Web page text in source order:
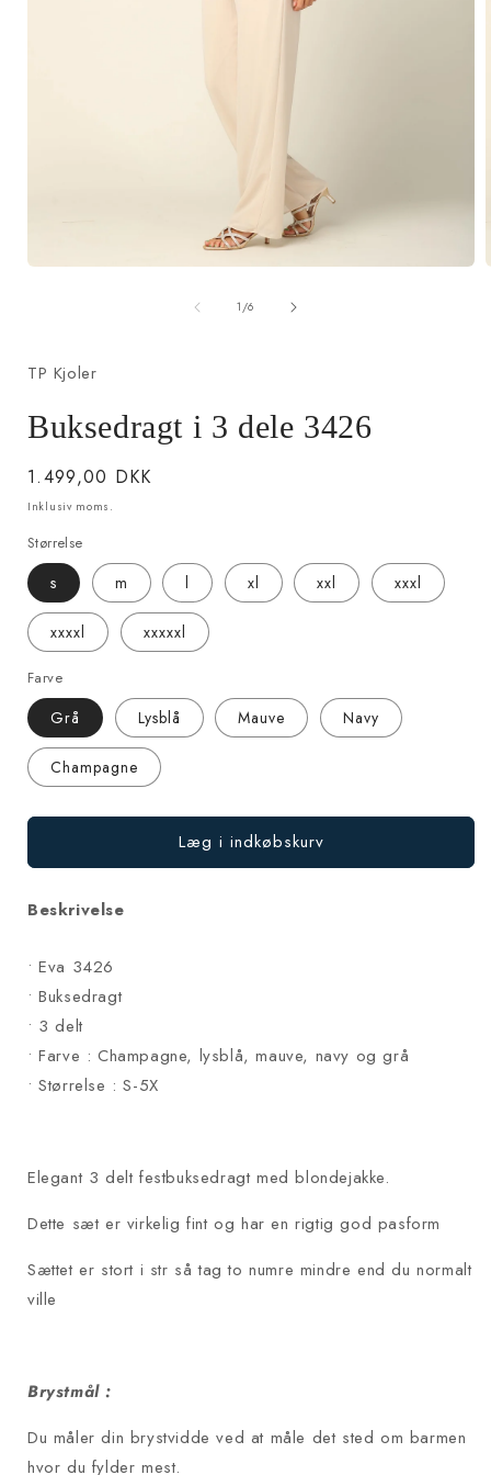
1/af
6
TP Kjoler
Buksedragt i 3 dele 3426
Normalpris
1.499,00 DKK
Inklusiv moms.
Størrelse
s m l xl xxl xxxl
xxxxl xxxxxl
Farve
Grå Lysblå Mauve Navy
Champagne
Læg i indkøbskurv
Beskrivelse
• Eva 3426
• Buksedragt
• 3 delt
• Farve : Champagne, lysblå, mauve, navy og grå
• Størrelse : S-5X
Elegant 3 delt festbuksedragt med blondejakke.
Dette sæt er virkelig fint og har en rigtig god pasform
Sættet er stort i str så tag to numre mindre end du normalt
ville
Brystmål :
Du måler din brystvidde ved at måle det sted om barmen
hvor du fylder mest.